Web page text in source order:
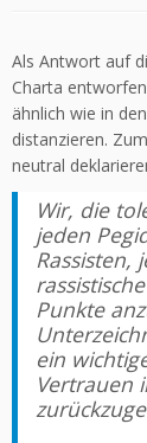
Als Antwort auf
Charta
ähnlich wie in
distanzieren.
neutral
Wir, die
jeden
Rassisten,
Punkte
ein
Vertrauen